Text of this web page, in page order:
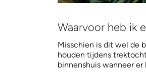
Waarvoor heb ik
Misschien is dit wel de
houden tijdens
binnenshuis wanneer